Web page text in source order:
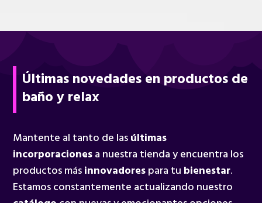
Últimas novedades en productos de
baño y relax
Mantente al tanto de lasúltimas
incorporacionesa nuestra tienda y encuentra los
productos másinnovadorespara tu bienestar.
Estamos constantemente actualizando nuestro